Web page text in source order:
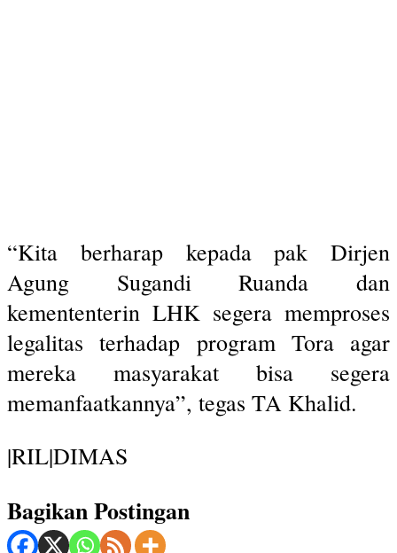
“Kita berharap kepada pak Dirjen
Agung Sugandi Ruanda dan
kemententerin LHK segera memproses
legalitas terhadap program Tora agar
mereka masyarakat bisa segera
memanfaatkannya”, tegas TA Khalid.
|RIL|DIMAS
Bagikan Postingan